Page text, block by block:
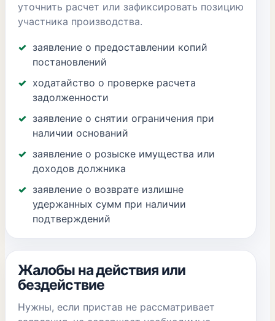
уточнить расчет или зафиксировать позицию
участника производства.
заявление о предоставлении копий
постановлений
ходатайство о проверке расчета
задолженности
заявление о снятии ограничения при
наличии оснований
заявление о розыске имущества или
доходов должника
заявление о возврате излишне
удержанных сумм при наличии
подтверждений
Жалобы на действия или
бездействие
Нужны, если пристав не рассматривает